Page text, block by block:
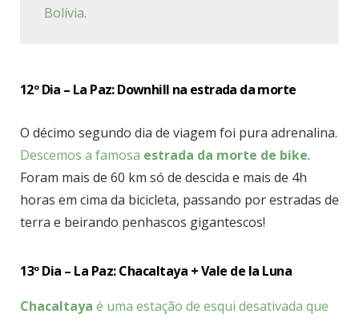
Bolívia.
12º Dia – La Paz: Downhill na estrada da morte
O décimo segundo dia de viagem foi pura adrenalina.
Descemos a famosa estrada da morte de bike.
Foram mais de 60 km só de descida e mais de 4h
horas em cima da bicicleta, passando por estradas de
terra e beirando penhascos gigantescos!
13º Dia – La Paz: Chacaltaya + Vale de la Luna
Chacaltaya é uma estação de esqui desativada que